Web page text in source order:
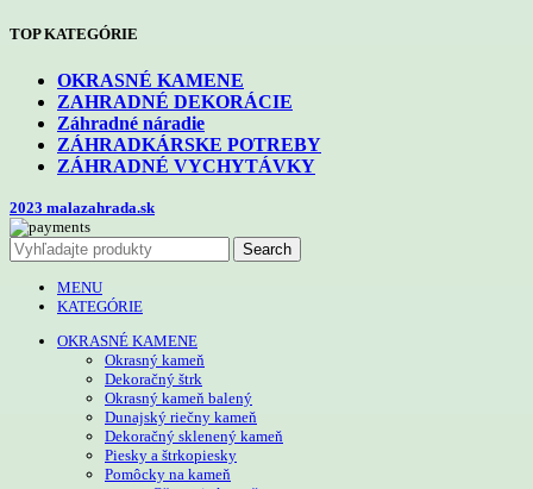
TOP KATEGÓRIE
OKRASNÉ KAMENE
ZAHRADNÉ DEKORÁCIE
Záhradné náradie
ZÁHRADKÁRSKE POTREBY
ZÁHRADNÉ VYCHYTÁVKY
2023 malazahrada.sk
Search
MENU
KATEGÓRIE
OKRASNÉ KAMENE
Okrasný kameň
Dekoračný štrk
Okrasný kameň balený
Dunajský riečny kameň
Dekoračný sklenený kameň
Piesky a štrkopiesky
Pomôcky na kameň